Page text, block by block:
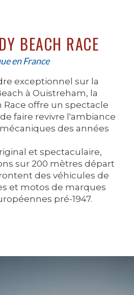
BEACH RACE
en France
exceptionnel sur la
à Ouistreham, la
Race offre un spectacle
faire revivre l'ambiance
des années
et spectaculaire,
sur 200 mètres départ
des véhicules de
et motos de marques
pré-1947.